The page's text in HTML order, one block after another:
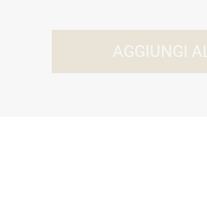
AGGIUNGI